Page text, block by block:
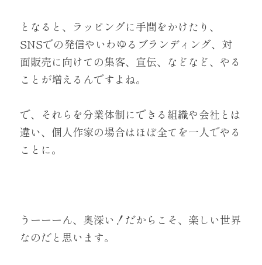
となると、ラッピングに手間をかけたり、
SNSでの発信やいわゆるブランディング、対
面販売に向けての集客、宣伝、などなど、やる
ことが増えるんですよね。
で、それらを分業体制にできる組織や会社とは
違い、個人作家の場合はほぼ全てを一人でやる
ことに。
うーーーん、奥深い！ だからこそ、楽しい世界
なのだと思います。